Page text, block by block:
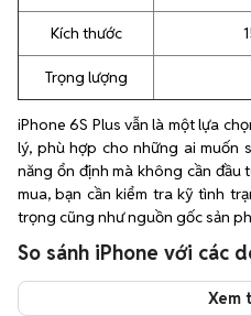
Kích thước
Trọng lượng
iPhone 6S Plus vẫn là một lựa
lý, phù hợp cho những ai muốn
năng ổn định mà không cần đầu
mua, bạn cần kiểm tra kỹ tình
trọng cũng như nguồn gốc sản
So sánh iPhone với các
Xem